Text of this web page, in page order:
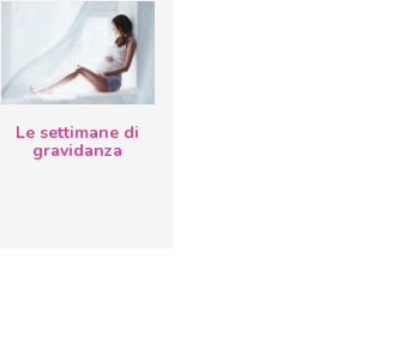
Le settimane di
gravidanza